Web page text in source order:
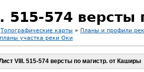
515-574
Топографические карты » Планы и профили
участка реки Оки
VIII. 515-574 версты по магистр. от Каширы